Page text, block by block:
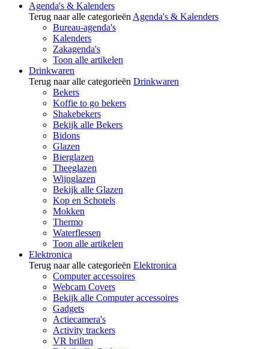
Agenda's & Kalenders
Terug naar alle categorieën Agenda's & Kalenders
Bureau-agenda's
Kalenders
Zakagenda's
Toon alle artikelen
Drinkwaren
Terug naar alle categorieën Drinkwaren
Bekers
Koffie to go bekers
Shakebekers
Bekijk alle Bekers
Bidons
Glazen
Bierglazen
Theeglazen
Wijnglazen
Bekijk alle Glazen
Kop en Schotels
Mokken
Thermo
Waterflessen
Toon alle artikelen
Elektronica
Terug naar alle categorieën Elektronica
Computer accessoires
Webcam Covers
Bekijk alle Computer accessoires
Gadgets
Actiecamera's
Activity trackers
VR brillen